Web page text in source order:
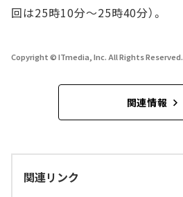
回は25時10分～25時40分）。
Copyright © ITmedia, Inc. All Rights Reserved.
関連情報
関連リンク